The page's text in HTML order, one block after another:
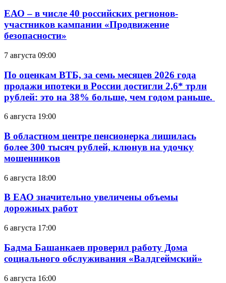
ЕАО – в числе 40 российских регионов-
участников кампании «Продвижение
безопасности»
7 августа 09:00
По оценкам ВТБ, за семь месяцев 2026 года
продажи ипотеки в России достигли 2,6* трлн
рублей: это на 38% больше, чем годом раньше.
6 августа 19:00
В областном центре пенсионерка лишилась
более 300 тысяч рублей, клюнув на удочку
мошенников
6 августа 18:00
В ЕАО значительно увеличены объемы
дорожных работ
6 августа 17:00
Бадма Башанкаев проверил работу Дома
социального обслуживания «Валдгеймский»
6 августа 16:00